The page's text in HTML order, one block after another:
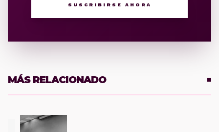
SUSCRIBIRSE AHORA
MÁS RELACIONADO